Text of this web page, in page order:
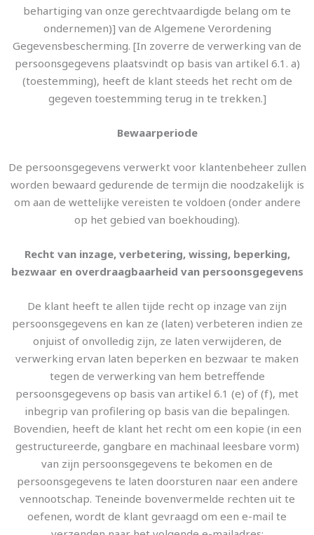
behartiging van onze gerechtvaardigde belang om te
ondernemen)] van de Algemene Verordening
Gegevensbescherming. [In zoverre de verwerking van de
persoonsgegevens plaatsvindt op basis van artikel 6.1. a)
(toestemming), heeft de klant steeds het recht om de
gegeven toestemming terug in te trekken.]
Bewaarperiode
De persoonsgegevens verwerkt voor klantenbeheer zullen
worden bewaard gedurende de termijn die noodzakelijk is
om aan de wettelijke vereisten te voldoen (onder andere
op het gebied van boekhouding).
Recht van inzage, verbetering, wissing, beperking,
bezwaar en overdraagbaarheid van persoonsgegevens
De klant heeft te allen tijde recht op inzage van zijn
persoonsgegevens en kan ze (laten) verbeteren indien ze
onjuist of onvolledig zijn, ze laten verwijderen, de
verwerking ervan laten beperken en bezwaar te maken
tegen de verwerking van hem betreffende
persoonsgegevens op basis van artikel 6.1 (e) of (f), met
inbegrip van profilering op basis van die bepalingen.
Bovendien, heeft de klant het recht om een kopie (in een
gestructureerde, gangbare en machinaal leesbare vorm)
van zijn persoonsgegevens te bekomen en de
persoonsgegevens te laten doorsturen naar een andere
vennootschap. Teneinde bovenvermelde rechten uit te
oefenen, wordt de klant gevraagd om een e-mail te